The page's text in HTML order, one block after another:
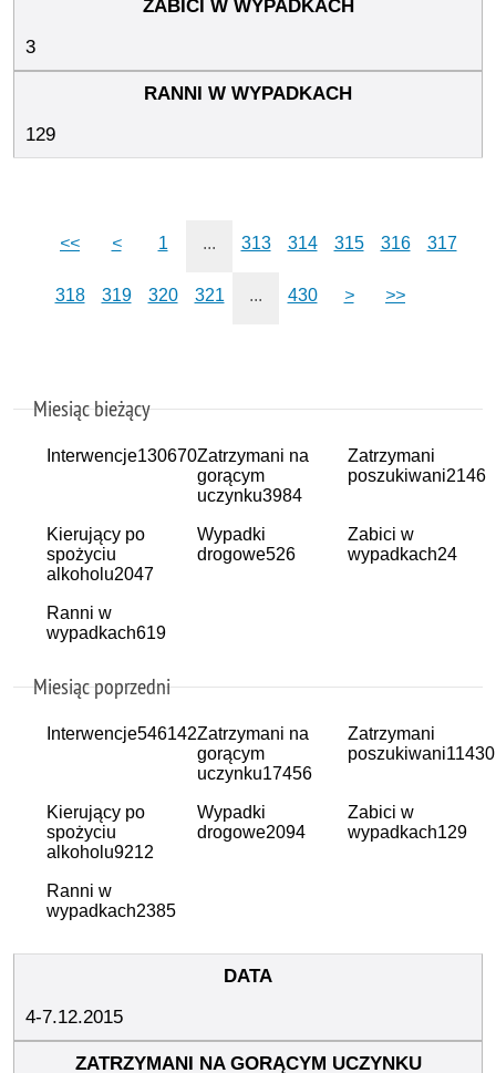
3
129
<< < 1 ... 313 314 315 316 317
318 319 320 321 ... 430 > >>
Miesiąc bieżący
Interwencje130670Zatrzymani na
gorącym
uczynku3984
Zatrzymani
poszukiwani2146
Kierujący po
spożyciu
alkoholu2047
Wypadki
drogowe526
Zabici w
wypadkach24
Ranni w
wypadkach619
Miesiąc poprzedni
Interwencje546142Zatrzymani na
gorącym
uczynku17456
Zatrzymani
poszukiwani11430
Kierujący po
spożyciu
alkoholu9212
Wypadki
drogowe2094
Zabici w
wypadkach129
Ranni w
wypadkach2385
4-7.12.2015